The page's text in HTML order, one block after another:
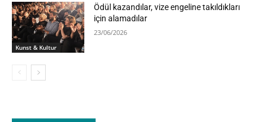
Kunst & Kultur
Ödül kazandılar, vize engeline takıldıkları
için alamadılar
23/06/2026